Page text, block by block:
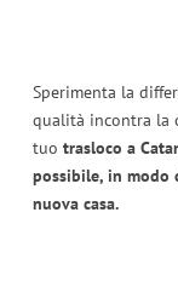
Sperimenta la
qualità incontra la
tuo trasloco a
possibile, in modo
nuova casa.